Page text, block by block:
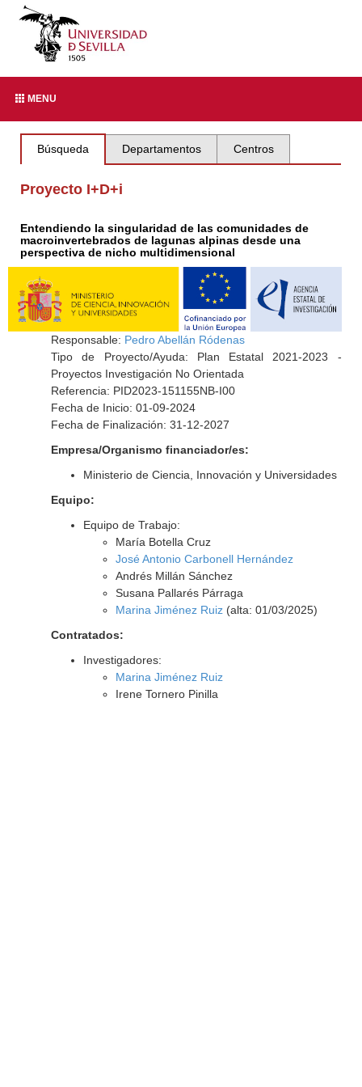
MENU
Búsqueda Departamentos Centros
Proyecto I+D+i
Entendiendo la singularidad de las comunidades de
macroinvertebrados de lagunas alpinas desde una
perspectiva de nicho multidimensional
Responsable: Pedro Abellán Ródenas
Tipo de Proyecto/Ayuda: Plan Estatal 2021-2023 -
Proyectos Investigación No Orientada
Referencia: PID2023-151155NB-I00
Fecha de Inicio: 01-09-2024
Fecha de Finalización: 31-12-2027
Empresa/Organismo financiador/es:
Ministerio de Ciencia, Innovación y Universidades
Equipo:
Equipo de Trabajo:
María Botella Cruz
José Antonio Carbonell Hernández
Andrés Millán Sánchez
Susana Pallarés Párraga
Marina Jiménez Ruiz(alta: 01/03/2025)
Contratados:
Investigadores:
Marina Jiménez Ruiz
Irene Tornero Pinilla